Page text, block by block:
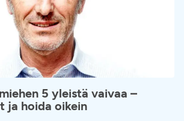
5 yleistä vaivaa –
ja hoida oikein